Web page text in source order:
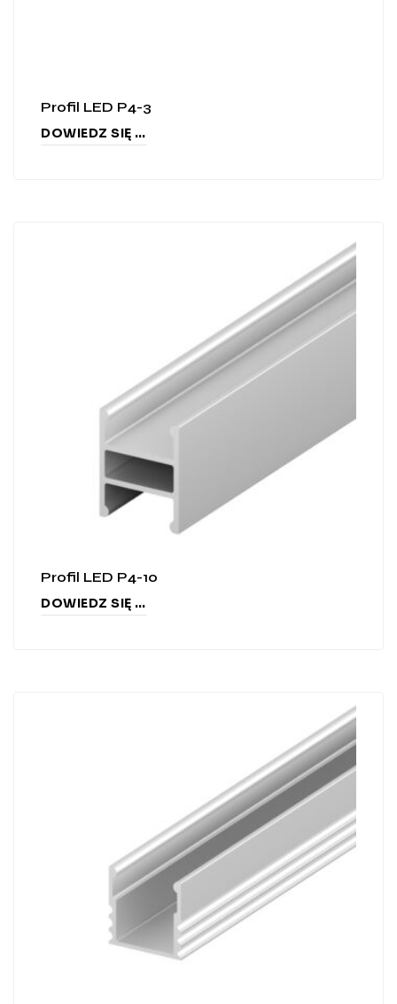
Profil LED P4-3
DOWIEDZ SIĘ WIĘCEJ
Profil LED P4-10
DOWIEDZ SIĘ WIĘCEJ